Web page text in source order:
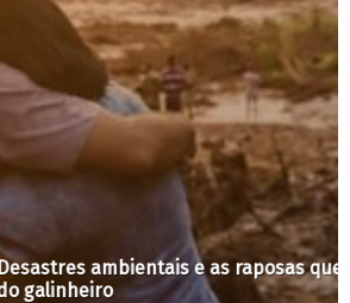
e as raposas que cuidam